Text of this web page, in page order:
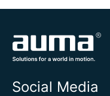
Social Media